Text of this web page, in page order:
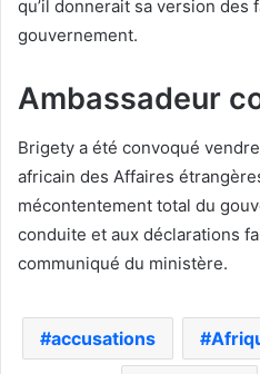
qu’il donnerait sa version des
gouvernement.
Ambassadeur
Brigety a été convoqué
africain des Affaires
mécontentement total du
conduite et aux déclarations
communiqué du ministère.
accusations